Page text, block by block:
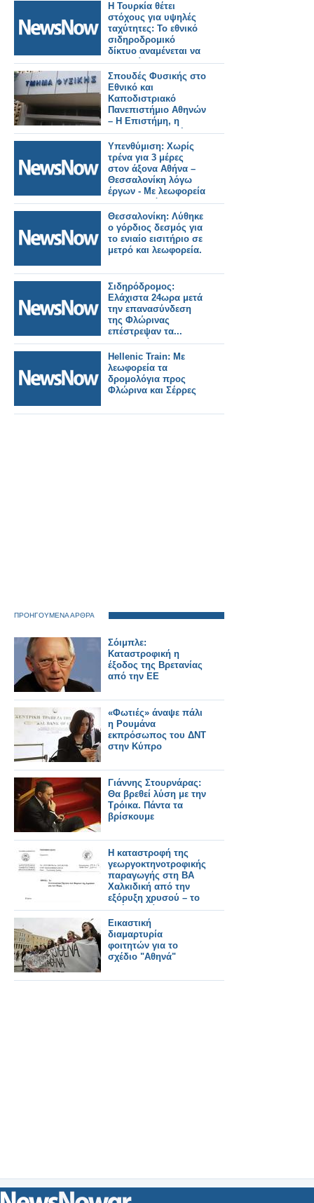
Η Τουρκία θέτει
στόχους για υψηλές
ταχύτητες: Το εθνικό
σιδηροδρομικό
δίκτυο αναμένεται να
αυξηθεί στα 28.590
χλμ. έως το 2053.
Σπουδές Φυσικής στο
Εθνικό και
Καποδιστριακό
Πανεπιστήμιο Αθηνών
– Η Επιστήμη, η
Έρευνα, η Διεθνής
Αναγνώριση, οι
Επαγγελματικές
Προοπτικές
Υπενθύμιση: Χωρίς
τρένα για 3 μέρες
στον άξονα Αθήνα –
Θεσσαλονίκη λόγω
έργων - Με λεωφορεία
τα δρομολόγια.
Θεσσαλονίκη: Λύθηκε
ο γόρδιος δεσμός για
το ενιαίο εισιτήριο σε
μετρό και λεωφορεία.
Σιδηρόδρομος:
Ελάχιστα 24ωρα μετά
την επανασύνδεση
της Φλώρινας
επέστρεψαν τα...
λεωφορεία.
Hellenic Train: Με
λεωφορεία τα
δρομολόγια προς
Φλώρινα και Σέρρες
ΠΡΟΗΓΟΥΜΕΝΑ ΑΡΘΡΑ
Σόιμπλε:
Καταστροφική η
έξοδος της Βρετανίας
από την ΕΕ
«Φωτιές» άναψε πάλι
η Ρουμάνα
εκπρόσωπος του ΔΝΤ
στην Κύπρο
Γιάννης Στουρνάρας:
Θα βρεθεί λύση με την
Τρόικα. Πάντα τα
βρίσκουμε
Η καταστροφή της
γεωργοκτηνοτροφικής
παραγωγής στη ΒΑ
Χαλκιδική από την
εξόρυξη χρυσού – το
πλήρες κείμενο
Εικαστική
διαμαρτυρία
φοιτητών για το
σχέδιο "Αθηνά"